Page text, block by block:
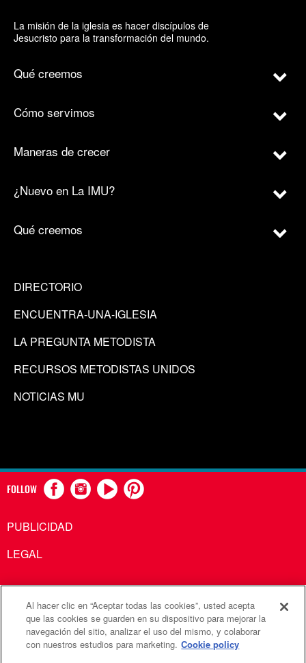
La misión de la iglesia es hacer discípulos de
Jesucristo para la transformación del mundo.
Qué creemos
Cómo servimos
Maneras de crecer
¿Nuevo en La IMU?
Qué creemos
DIRECTORIO
ENCUENTRA-UNA-IGLESIA
LA PREGUNTA METODISTA
RECURSOS METODISTAS UNIDOS
NOTICIAS MU
FOLLOW
PUBLICIDAD
LEGAL
Comunicaciones Metodistas Unidas es una agencia de la
Iglesia Metodista Unida
©2026Comunicaciones Metodistas Unidas. Reservados
Al hacer clic en “Aceptar todas las cookies”, usted acepta
que las cookies se guarden en su dispositivo para mejorar la
navegación del sitio, analizar el uso del mismo, y colaborar
con nuestros estudios para marketing. Cookie policy